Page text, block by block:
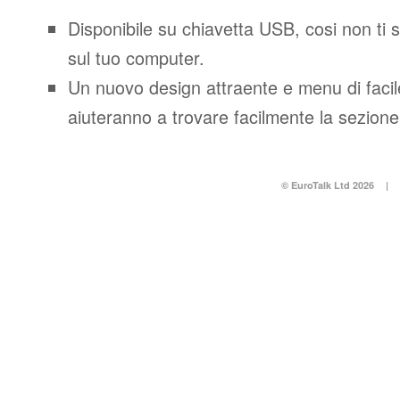
Disponibile su chiavetta USB, cosi non ti
sul tuo computer.
Un nuovo design attraente e menu di
aiuteranno a trovare facilmente la
© EuroTalk Ltd 2026 |